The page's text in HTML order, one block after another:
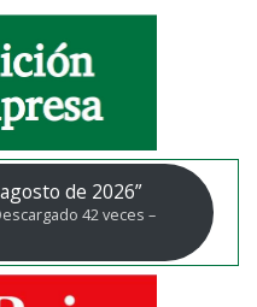
de 2026”
42 veces –